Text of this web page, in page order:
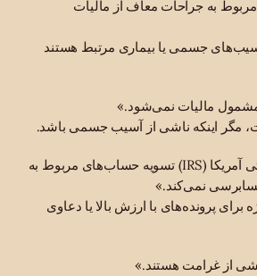
به جراحات معاف از مالیات
جسمی یا بیماری مرتبط هستند
مالیات نمی‌شود.»
مگر اینکه ناشی از آسیب جسمی باشد.
«سازمان امور مالیاتی آمریکا (IRS) تسویه حساب‌های مربوط به
نمی‌کند.»
برای پرونده‌های با ارزش بالا یا دعاوی
از غرامت هستند.»